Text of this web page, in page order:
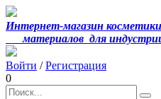
Интернет-магазин
материалов для
Войти /Регистрация
0